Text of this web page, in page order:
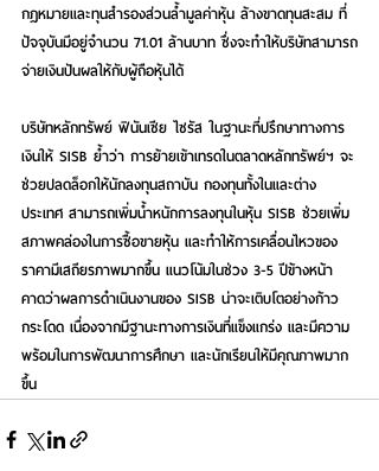
กฎหมายและทุนสำรองส่วนล้ำมูลค่าหุ้น ล้างขาดทุนสะสม ที่
ปัจจุบันมีอยู่จำนวน 71.01 ล้านบาท ซึ่งจะทำให้บริษัทสามารถ
จ่ายเงินปันผลให้กับผู้ถือหุ้นได้
บริษัทหลักทรัพย์ ฟินันเซีย ไซรัส ในฐานะที่ปรึกษาทางการ
เงินให้ SISB ย้ำว่า การย้ายเข้าเทรดในตลาดหลักทรัพย์ฯ จะ
ช่วยปลดล็อกให้นักลงทุนสถาบัน กองทุนทั้งในและต่าง
ประเทศ สามารถเพิ่มน้ำหนักการลงทุนในหุ้น SISB ช่วยเพิ่ม
สภาพคล่องในการซื้อขายหุ้น และทำให้การเคลื่อนไหวของ
ราคามีเสถียรภาพมากขึ้น แนวโน้มในช่วง 3-5 ปีข้างหน้า
คาดว่าผลการดำเนินงานของ SISB น่าจะเติบโตอย่างก้าว
กระโดด เนื่องจากมีฐานะทางการเงินที่แข็งแกร่ง และมีความ
พร้อมในการพัฒนาการศึกษา และนักเรียนให้มีคุณภาพมาก
ขึ้น